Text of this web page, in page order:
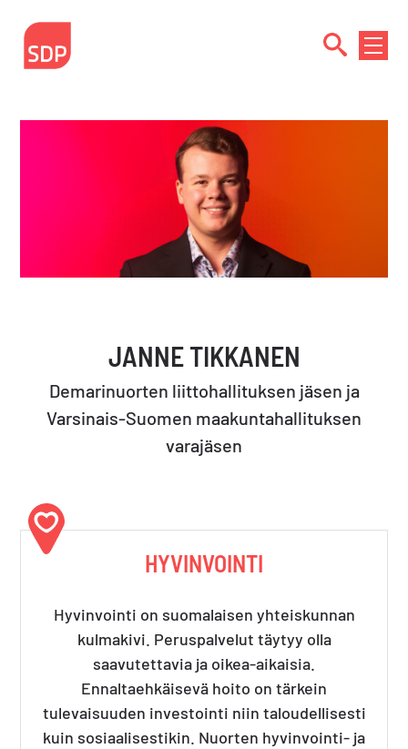
sisältöön
NÄYTÄ
JANNE TIKKANEN
Demarinuorten liittohallituksen jäsen ja
Varsinais-Suomen maakuntahallituksen
varajäsen
HYVINVOINTI
Hyvinvointi on suomalaisen yhteiskunnan
kulmakivi. Peruspalvelut täytyy olla
saavutettavia ja oikea-aikaisia.
Ennaltaehkäisevä hoito on tärkein
tulevaisuuden investointi niin taloudellisesti
kuin sosiaalisestikin. Nuorten hyvinvointi- ja